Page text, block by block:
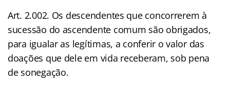
Art. 2.002. Os descendentes que concorrerem à
sucessão do ascendente comum são obrigados,
para igualar as legítimas, a conferir o valor das
doações que dele em vida receberam, sob pena
de sonegação.